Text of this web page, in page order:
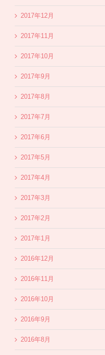
2017年12月
2017年11月
2017年10月
2017年9月
2017年8月
2017年7月
2017年6月
2017年5月
2017年4月
2017年3月
2017年2月
2017年1月
2016年12月
2016年11月
2016年10月
2016年9月
2016年8月